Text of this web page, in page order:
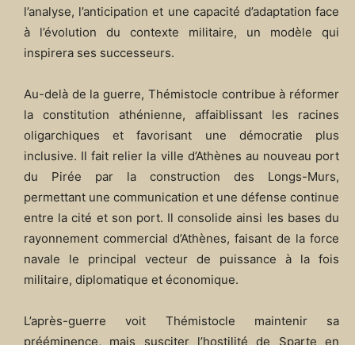
l’analyse, l’anticipation et une capacité d’adaptation face
à l’évolution du contexte militaire, un modèle qui
inspirera ses successeurs.
Au-delà de la guerre, Thémistocle contribue à réformer
la constitution athénienne, affaiblissant les racines
oligarchiques et favorisant une démocratie plus
inclusive. Il fait relier la ville d’Athènes au nouveau port
du Pirée par la construction des Longs-Murs,
permettant une communication et une défense continue
entre la cité et son port. Il consolide ainsi les bases du
rayonnement commercial d’Athènes, faisant de la force
navale le principal vecteur de puissance à la fois
militaire, diplomatique et économique.
L’après-guerre voit Thémistocle maintenir sa
prééminence, mais susciter l’hostilité de Sparte en